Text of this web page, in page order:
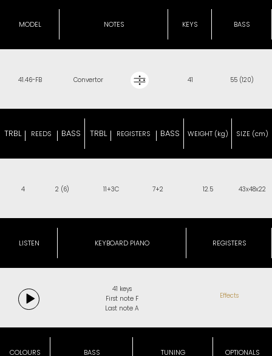
MODEL NOTES KEYS BASS
41.46-FB Convertor 41 55 (120)
TRBL REEDS BASS TRBL REGISTERS BASS WEIGHT (kg) SIZE (cm)
4 2 (6) 11+3C 7+2 12.5 43x48x22
LISTEN KEYBOARD PIANO REGISTERS
41 keys
First note F
Last note A
Effects
COLOURS BASS TUNING OPTIONALS